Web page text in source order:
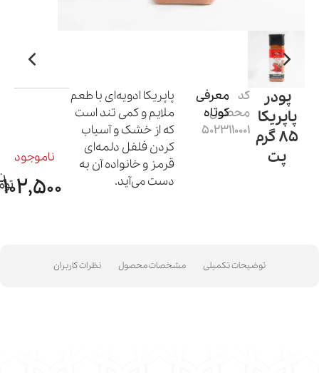
پودر
پاپریکا
85 گرم
پت
کد
محصول:
5023110001
معرفی
کوتاه
پاپریکا ادویه‌ای با طعم
ملایم و کمی تند است
که از خشک و آسیاب
کردن فلفل دلمه‌ای
قرمز و خانواده آن به
دست می‌آید.
ناموجود
102,500
توضیحات تکمیلی مشخصات محصول نظرات کاربران